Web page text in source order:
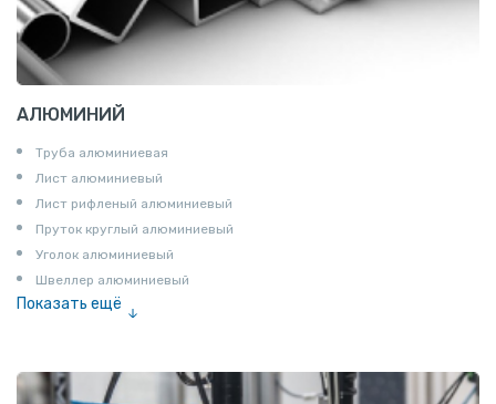
АЛЮМИНИЙ
Труба алюминиевая
Лист алюминиевый
Лист рифленый алюминиевый
Пруток круглый алюминиевый
Уголок алюминиевый
Швеллер алюминиевый
Показать ещё
Шина электротехническая